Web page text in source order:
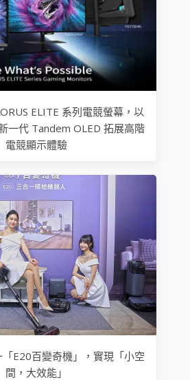
ELITE 系列電競螢幕，以
一代 Tandem OLED 拓展高階
電競顯示體驗
E20百變奇機」，實現「小空
間，大效能」